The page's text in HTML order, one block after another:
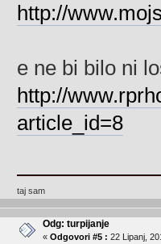
http://
e ne bi bilo ni
http://
article_id=8
taj sam
Odg: turpijanje
« Odgovori #5 : 22 Lipanj,